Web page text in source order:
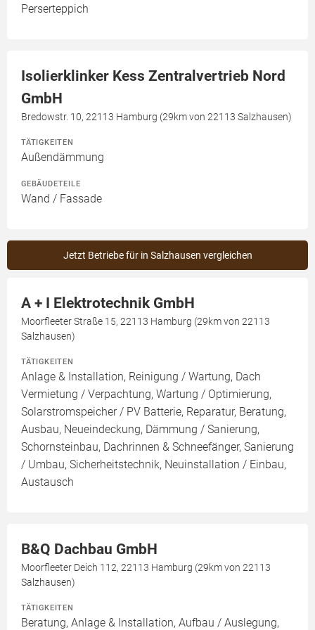
Perserteppich
Isolierklinker Kess Zentralvertrieb Nord
GmbH
Bredowstr. 10, 22113 Hamburg (29km von 22113 Salzhausen)
TÄTIGKEITEN
Außendämmung
GEBÄUDETEILE
Wand / Fassade
Jetzt Betriebe für in Salzhausen vergleichen
A + I Elektrotechnik GmbH
Moorfleeter Straße 15, 22113 Hamburg (29km von 22113
Salzhausen)
TÄTIGKEITEN
Anlage & Installation, Reinigung / Wartung, Dach
Vermietung / Verpachtung, Wartung / Optimierung,
Solarstromspeicher / PV Batterie, Reparatur, Beratung,
Ausbau, Neueindeckung, Dämmung / Sanierung,
Schornsteinbau, Dachrinnen & Schneefänger, Sanierung
/ Umbau, Sicherheitstechnik, Neuinstallation / Einbau,
Austausch
B&Q Dachbau GmbH
Moorfleeter Deich 112, 22113 Hamburg (29km von 22113
Salzhausen)
TÄTIGKEITEN
Beratung, Anlage & Installation, Aufbau / Auslegung,